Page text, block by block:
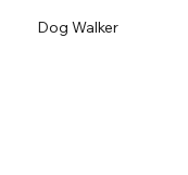
Dog Walker